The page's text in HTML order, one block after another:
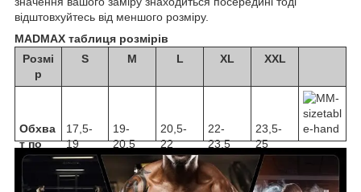
відштовхуйтесь від меншого розміру.
MADMAX таблиця розмірів
Розмі
р
S M L XL XXL
Обхва
т по
кисті
17,5-
19
19-
20,5
20,5-
22
22-
23,5
23,5-
25